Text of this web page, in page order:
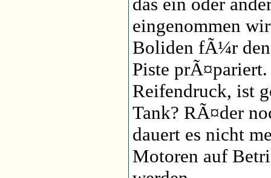
eingenommen
Boliden fÃ¼r
Piste
Reifendruck, ist
Tank? RÃ¤der
dauert es nicht
Motoren auf